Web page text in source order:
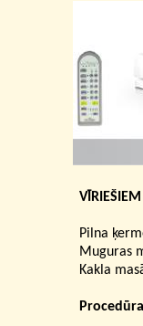
VĪRIEŠIEM
Pilna
Muguras
Kakla